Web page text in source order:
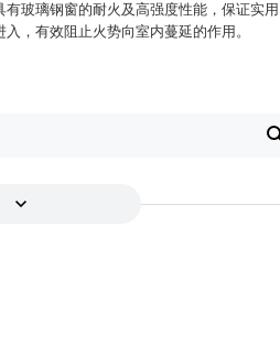
玻璃钢窗的耐火及高强度性能，保证实用
，有效阻止火势向室内蔓延的作用。